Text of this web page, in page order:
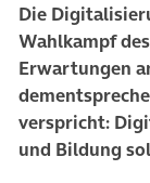
Die
Wahlkampf
Erwartungen
verspricht:
und Bildung